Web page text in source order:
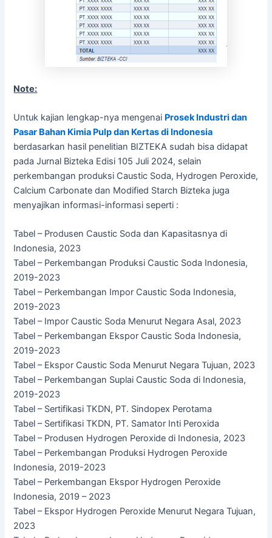
Note:
Untuk kajian lengkap-nya mengenai Prosek Industri dan
Pasar Bahan Kimia Pulp dan Kertas di Indonesia
berdasarkan hasil penelitian BIZTEKA sudah bisa didapat
pada Jurnal Bizteka Edisi 105 Juli 2024, selain
perkembangan produksi Caustic Soda, Hydrogen Peroxide,
Calcium Carbonate dan Modified Starch Bizteka juga
menyajikan informasi-informasi seperti :
Tabel – Produsen Caustic Soda dan Kapasitasnya di
Indonesia, 2023
Tabel – Perkembangan Produksi Caustic Soda Indonesia,
2019-2023
Tabel – Perkembangan Impor Caustic Soda Indonesia,
2019-2023
Tabel – Impor Caustic Soda Menurut Negara Asal, 2023
Tabel – Perkembangan Ekspor Caustic Soda Indonesia,
2019-2023
Tabel – Ekspor Caustic Soda Menurut Negara Tujuan, 2023
Tabel – Perkembangan Suplai Caustic Soda di Indonesia,
2019-2023
Tabel – Sertifikasi TKDN, PT. Sindopex Perotama
Tabel – Sertifikasi TKDN, PT. Samator Inti Peroxida
Tabel – Produsen Hydrogen Peroxide di Indonesia, 2023
Tabel – Perkembangan Produksi Hydrogen Peroxide
Indonesia, 2019-2023
Tabel – Perkembangan Ekspor Hydrogen Peroxide
Indonesia, 2019 – 2023
Tabel – Ekspor Hydrogen Peroxide Menurut Negara Tujuan,
2023